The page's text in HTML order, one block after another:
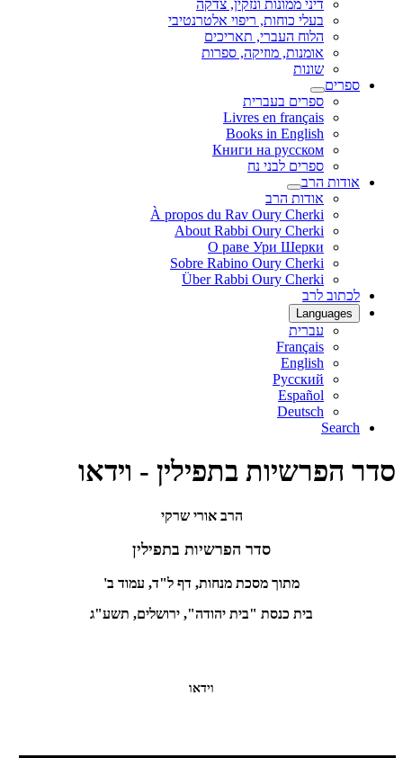
דיני ממונות ונזקין, צדקה
בעלי כוחות, ריפוי אלטרנטיבי
הלוח העברי, תאריכים
אומנות, מוזיקה, ספרות
שונות
ספרים
ספרים בעברית
Livres en français
Books in English
Книги на русском
ספרים לבני נח
אודות הרב
אודות הרב
À propos du Rav Oury Cherki
About Rabbi Oury Cherki
О раве Ури Шерки
Sobre Rabino Oury Cherki
Über Rabbi Oury Cherki
לכתוב לרב
Languages
עברית
Français
English
Русский
Español
Deutsch
Search
סדר הפרשיות בתפילין - וידאו
הרב אורי שרקי
סדר הפרשיות בתפילין
מתוך מסכת מנחות, דף ל"ד, עמוד ב'
בית כנסת "בית יהודה", ירושלים, תשע"ג
וידאו